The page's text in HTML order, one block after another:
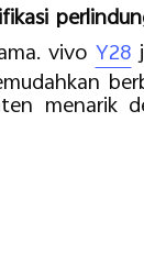
vivo Y28
menarik